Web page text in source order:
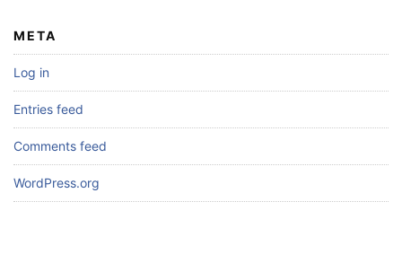
META
Log in
Entries feed
Comments feed
WordPress.org